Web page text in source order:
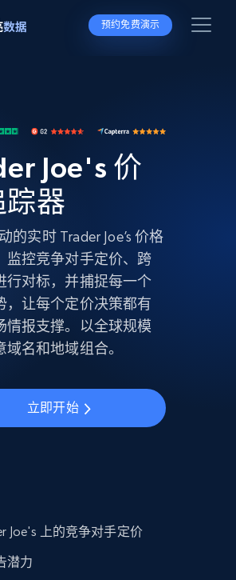
预约免费演示
Joe's 价
踪器
的实时 Trader Joe’s 价格
监控竞争对手定价、跨
行对标，并捕捉每一个
，让每个定价决策都有
情报支撑。以全球规模
域名和地域组合。
立即开始
Joe's 上的竞争对手定价
潜力